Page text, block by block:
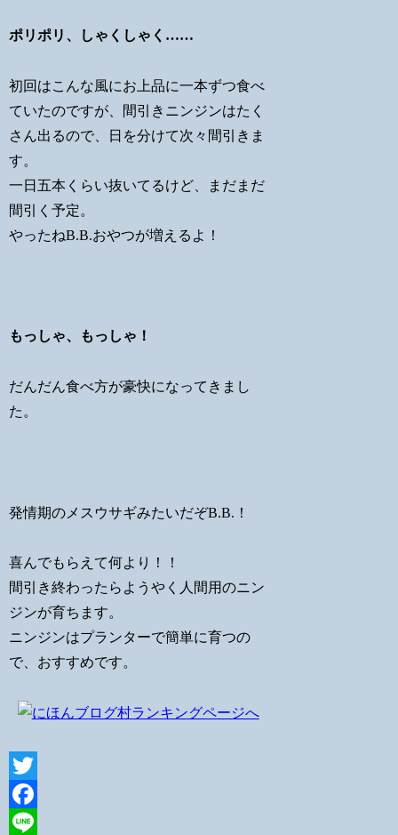
ポリポリ、しゃくしゃく……
初回はこんな風にお上品に一本ずつ食べ
ていたのですが、間引きニンジンはたく
さん出るので、日を分けて次々間引きま
す。
一日五本くらい抜いてるけど、まだまだ
間引く予定。
やったねB.B.おやつが増えるよ！
もっしゃ、もっしゃ！
だんだん食べ方が豪快になってきまし
た。
発情期のメスウサギみたいだぞB.B.！
喜んでもらえて何より！！
間引き終わったらようやく人間用のニン
ジンが育ちます。
ニンジンはプランターで簡単に育つの
で、おすすめです。
Twitter
Facebook